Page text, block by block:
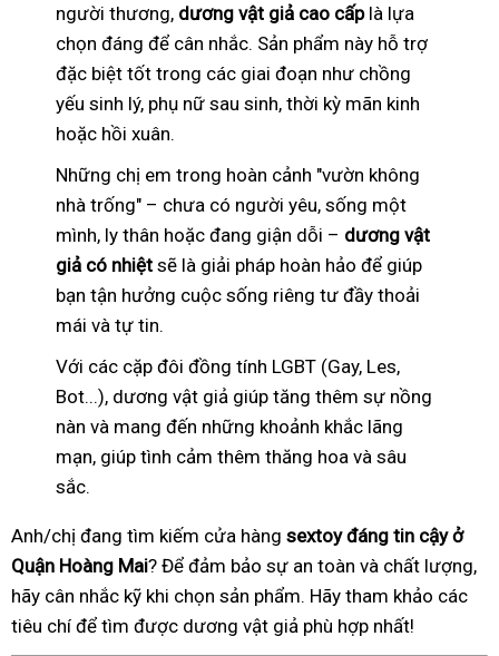
người thương, dương vật giả cao cấplà lựa
chọn đáng để cân nhắc. Sản phẩm này hỗ trợ
đặc biệt tốt trong các giai đoạn như chồng
yếu sinh lý, phụ nữ sau sinh, thời kỳ mãn kinh
hoặc hồi xuân.
Những chị em trong hoàn cảnh "vườn không
nhà trống" – chưa có người yêu, sống một
mình, ly thân hoặc đang giận dỗi – dương vật
giả có nhiệt sẽ là giải pháp hoàn hảo để giúp
bạn tận hưởng cuộc sống riêng tư đầy thoải
mái và tự tin.
Với các cặp đôi đồng tính LGBT (Gay, Les,
Bot...), dương vật giả giúp tăng thêm sự nồng
nàn và mang đến những khoảnh khắc lãng
mạn, giúp tình cảm thêm thăng hoa và sâu
sắc.
Anh/chị đang tìm kiếm cửa hàng sextoy đáng tin cậy ở
Quận Hoàng Mai? Để đảm bảo sự an toàn và chất lượng,
hãy cân nhắc kỹ khi chọn sản phẩm. Hãy tham khảo các
tiêu chí để tìm được dương vật giả phù hợp nhất!